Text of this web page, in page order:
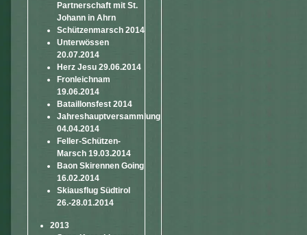
Partnerschaft mit St.
Johann in Ahrn
Schützenmarsch 2014
Unterwössen
20.07.2014
Herz Jesu 29.06.2014
Fronleichnam
19.06.2014
Bataillonsfest 2014
Jahreshauptversammlung
04.04.2014
Feller-Schützen-
Marsch 19.03.2014
Baon Skirennen Going
16.02.2014
Skiausflug Südtirol
26.-28.01.2014
2013